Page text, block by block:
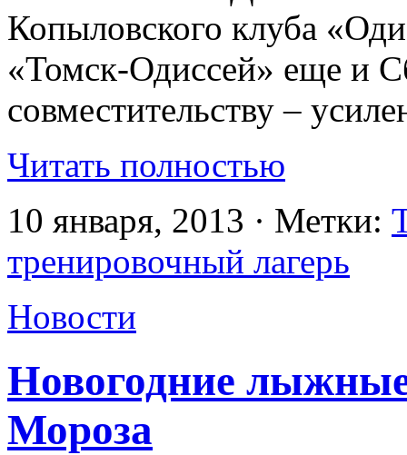
Копыловского клуба
«Томск-Одиссей» еще и
совместительству –
Читать полностью
10 января, 2013 · Метки:
тренировочный лагерь
Новости
Новогодние
Мороза